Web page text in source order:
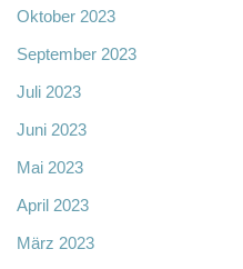
Oktober 2023
September 2023
Juli 2023
Juni 2023
Mai 2023
April 2023
März 2023